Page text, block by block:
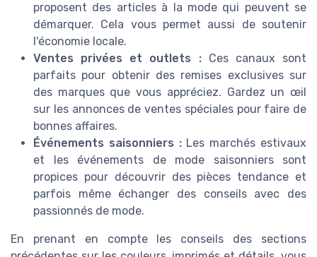
proposent des articles à la mode qui peuvent se
démarquer. Cela vous permet aussi de soutenir
l'économie locale.
Ventes privées et outlets :Ces canaux sont
parfaits pour obtenir des remises exclusives sur
des marques que vous appréciez. Gardez un œil
sur les annonces de ventes spéciales pour faire de
bonnes affaires.
Événements saisonniers :Les marchés estivaux
et les événements de mode saisonniers sont
propices pour découvrir des pièces tendance et
parfois même échanger des conseils avec des
passionnés de mode.
En prenant en compte les conseils des sections